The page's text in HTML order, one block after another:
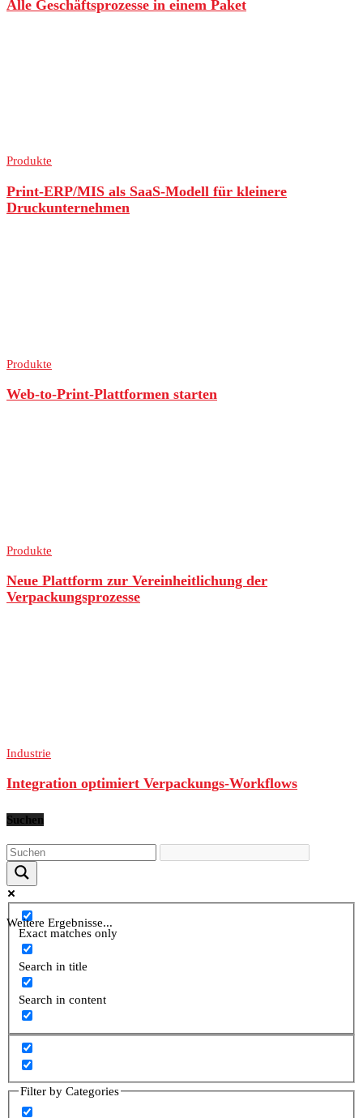
Alle Geschäftsprozesse in einem Paket
Produkte
Print-ERP/MIS als SaaS-Modell für kleinere
Druckunternehmen
Produkte
Web-to-Print-Plattformen starten
Produkte
Neue Plattform zur Vereinheitlichung der
Verpackungsprozesse
Industrie
Integration optimiert Verpackungs-Workflows
Suchen
Weitere Ergebnisse...
Exact matches only
Search in title
Search in content
Filter by Categories